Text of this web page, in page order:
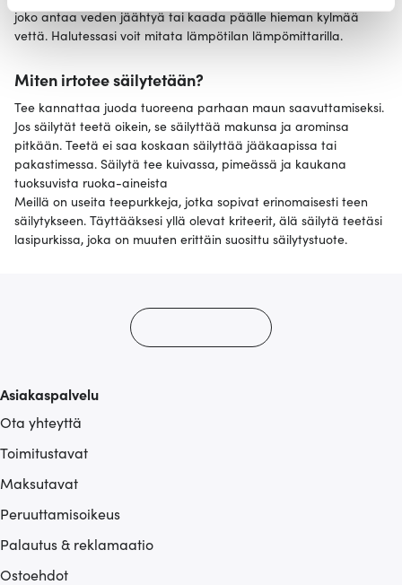
evästeilmoituksessa.
räätälöimiseen, sosiaalisen median ominaisuuksien
jaamme sosiaalisen median, mainosalan ja analytiikka-
alan kumppaneillemme tietoja siitä, miten käytät
sivustoamme. Kumppanimme voivat yhdistää näitä
tietoja muihin tietoihin, joita olet antanut heille tai joita on
kerätty, kun olet käyttänyt heidän palvelujaan.
joko antaa veden jäähtyä tai kaada päälle hieman kylmää
vettä. Halutessasi voit mitata lämpötilan lämpömittarilla.
Miten irtotee säilytetään?
Tee kannattaa juoda tuoreena parhaan maun saavuttamiseksi.
Jos säilytät teetä oikein, se säilyttää makunsa ja arominsa
pitkään. Teetä ei saa koskaan säilyttää jääkaapissa tai
pakastimessa. Säilytä tee kuivassa, pimeässä ja kaukana
tuoksuvista ruoka-aineista
Meillä on useita teepurkkeja, jotka sopivat erinomaisesti teen
säilytykseen. Täyttääksesi yllä olevat kriteerit, älä säilytä teetäsi
lasipurkissa, joka on muuten erittäin suosittu säilytystuote.
Asiakaspalvelu
Ota yhteyttä
Toimitustavat
Maksutavat
Peruuttamisoikeus
Palautus & reklamaatio
Ostoehdot